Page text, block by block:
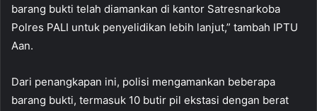
barang bukti telah diamankan di kantor Satresnarkoba
Polres PALI untuk penyelidikan lebih lanjut,” tambah IPTU
Aan.
Dari penangkapan ini, polisi mengamankan beberapa
barang bukti, termasuk 10 butir pil ekstasi dengan berat